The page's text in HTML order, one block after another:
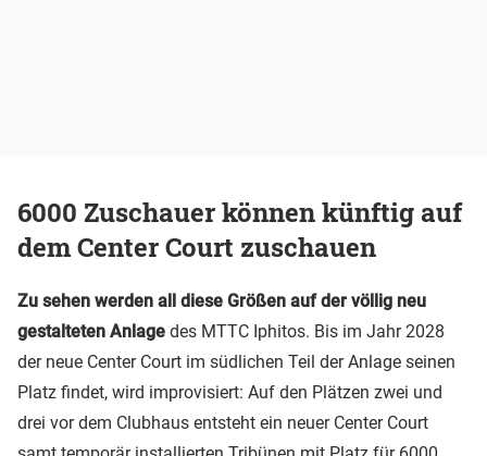
6000 Zuschauer können künftig auf
dem Center Court zuschauen
Zu sehen werden all diese Größen auf der völlig neu
gestalteten Anlage des MTTC Iphitos. Bis im Jahr 2028
der neue Center Court im südlichen Teil der Anlage seinen
Platz findet, wird improvisiert: Auf den Plätzen zwei und
drei vor dem Clubhaus entsteht ein neuer Center Court